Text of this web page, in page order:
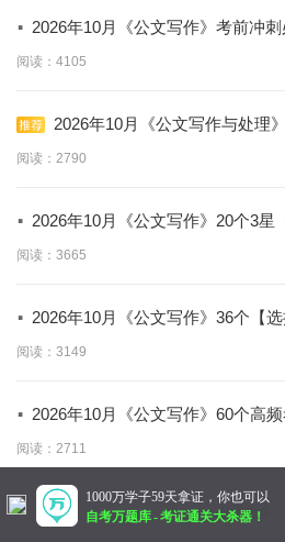
· 2026年10月《公文写作》考前冲
阅读：4105
2026年10月《公文写作与处理
阅读：2790
· 2026年10月《公文写作》20个3星
背】
阅读：3665
· 2026年10月《公文写作》36个【
学】
阅读：3149
· 2026年10月《公文写作》60个高
阅读：2711
暂无更多
1000万学子59天拿证，你也可以
自考万题库-考证通关大杀器！